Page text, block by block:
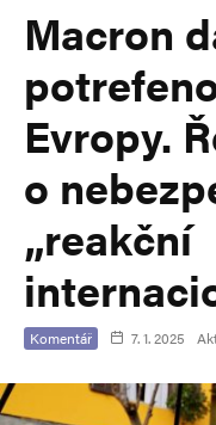
Macron
Evropy.
o
„reakční
Komentář 7. 1. 2025